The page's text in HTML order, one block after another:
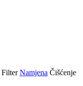
Filter Namjena Čišćenje